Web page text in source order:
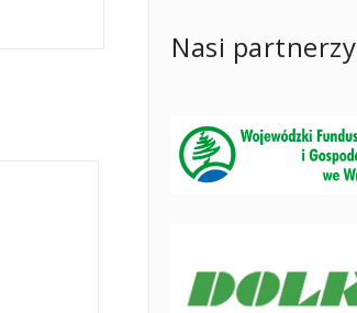
Nasi partnerzy